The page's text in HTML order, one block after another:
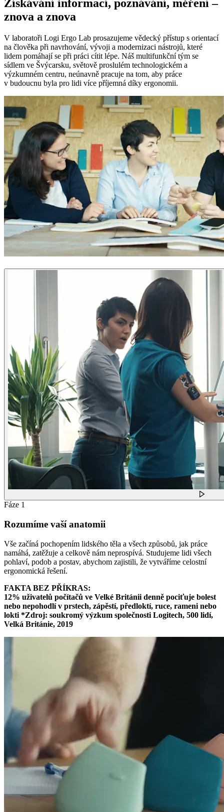
Získávání informací, poznávání, měření –
znova a znova
V laboratoři Logi Ergo Lab prosazujeme vědecký přístup s orientací
na člověka při navrhování, vývoji a modernizaci nástrojů, které
lidem pomáhají se při práci cítit lépe. Náš multifunkční tým se
sídlem ve Švýcarsku, světově proslulém technologickém a
výzkumném centru, neúnavně pracuje na tom, aby práce
v budoucnu byla pro lidi více příjemná díky ergonomii.
Fáze 1
Rozumíme vaší anatomii
Vše začíná pochopením lidského těla a všech způsobů, jak práce
namáhá, zatěžuje a celkově nám neprospívá. Studujeme lidi všech
pohlaví, podob a postav, abychom zajistili, že vytváříme celostní
ergonomická řešení.
FAKTA BEZ PŘÍKRAS:
12% uživatelů počítačů ve Velké Británii denně pociťuje bolest
nebo nepohodlí v prstech, zápěstí, předloktí, ruce, rameni nebo
lokti *Zdroj: soukromý výzkum společnosti Logitech, 500 lidí,
Velká Británie, 2019